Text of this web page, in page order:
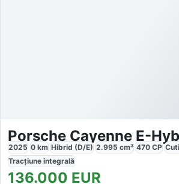
Porsche Cayenne E-
2025 0 km Hibrid (D/E) 2.995 cm³ 470 CP
Tracțiune integrală
136.000 EUR